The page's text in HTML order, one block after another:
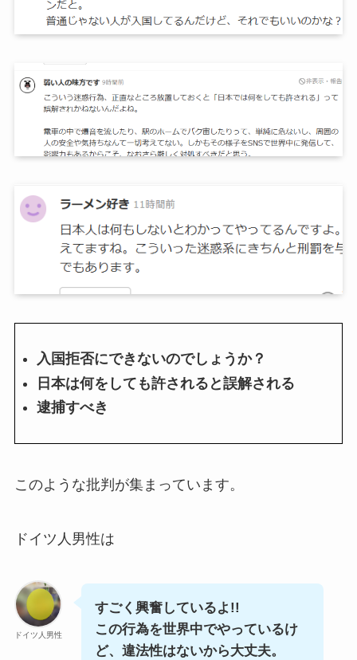
入国拒否にできないのでしょうか？
日本は何をしても許されると誤解される
逮捕すべき
このような批判が集まっています。
ドイツ人男性は
ドイツ人男性
すごく興奮しているよ!!
この行為を世界中でやっているけ
ど、違法性はないから大丈夫。